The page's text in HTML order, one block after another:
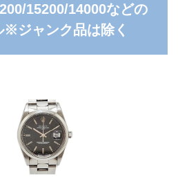
15200/14000などの
※ジャンク品は除く